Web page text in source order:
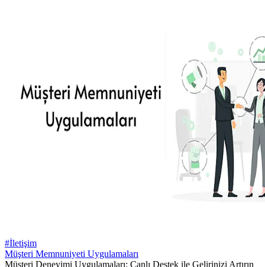
#İletişim
Müşteri Memnuniyeti Uygulamaları
Müşteri Deneyimi Uygulamaları: Canlı Destek ile Gelirinizi Artırın